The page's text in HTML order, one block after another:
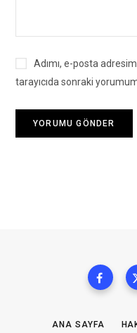
Adımı, e-posta
tarayıcıda sonraki
ANA SAYFA